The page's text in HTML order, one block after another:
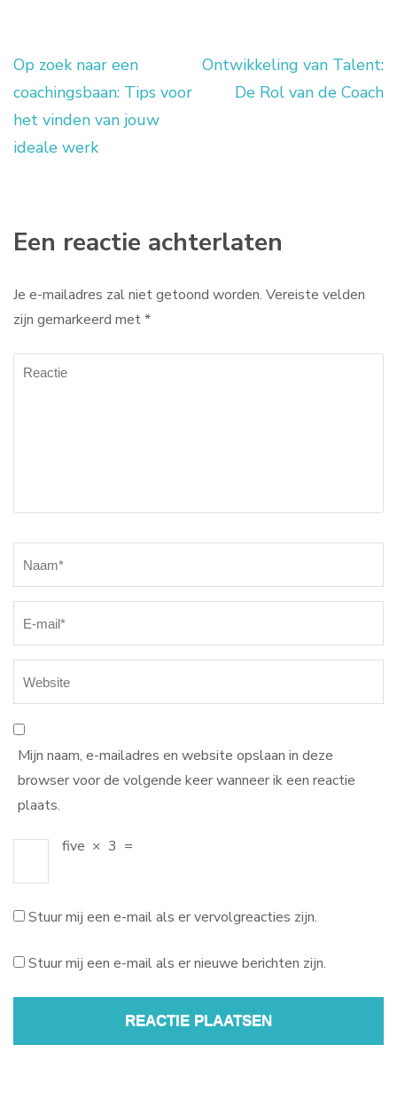
Berichtnavigatie
Op zoek naar een
coachingsbaan: Tips voor
het vinden van jouw
ideale werk
Ontwikkeling van Talent:
De Rol van de Coach
Een reactie achterlaten
Je e-mailadres zal niet getoond worden. Vereiste velden
zijn gemarkeerd met*
Reactie
Mijn naam, e-mailadres en website opslaan in deze
browser voor de volgende keer wanneer ik een reactie
plaats.
five × 3 =
Stuur mij een e-mail als er vervolgreacties zijn.
Stuur mij een e-mail als er nieuwe berichten zijn.